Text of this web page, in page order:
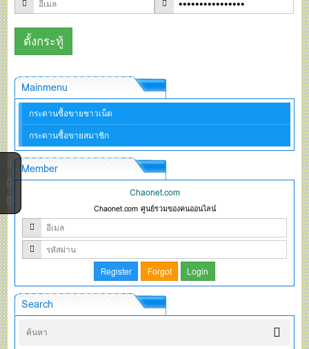
Mainmenu
กระดานซื้อขายชาวเน็ต
กระดานซื้อขายสมาชิก
Member
Chaonet.com
Chaonet.com ศูนย์รวมของคนออนไลน์
Search